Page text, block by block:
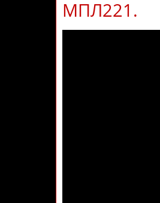
МПЛ221.